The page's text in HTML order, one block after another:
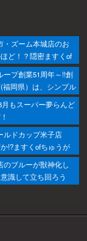
・ズーム本城店のお
ど！？隠密ますくof
ープ創業51周年～!!創
岡県）は、シンプル
ター！あとはヒキ！
月もスーパー夢らんど
ルドカップ米子店
!?ますくofちゅうが
のブルーが獣神化し
識して立ち回ろう